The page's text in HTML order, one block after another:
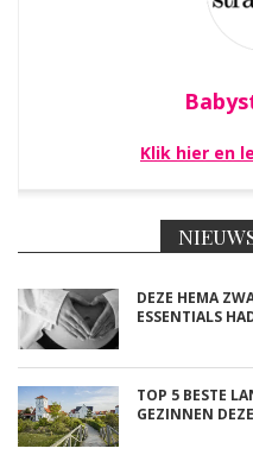
Klik hier en
DEZE HEMA
ESSENTIALS
TOP 5 BESTE
GEZINNEN